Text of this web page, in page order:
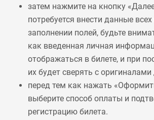
затем нажмите на кнопку
потребуется внести данные
заполнении полей, будьте
как введенная личная
отображаться в билете, и при
их будет сверять с
перед тем как нажать
выберите способ оплаты и
регистрацию билета.